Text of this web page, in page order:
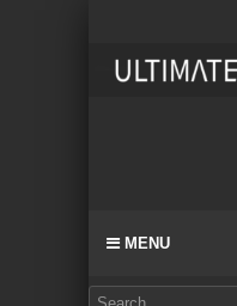
MENU